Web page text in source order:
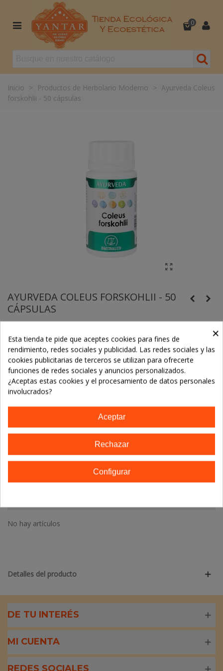
0
Inicio > Productos de Herbolario Moderno > Ayurveda Coleus
forskohlii - 50 cápsulas
AYURVEDA COLEUS FORSKOHLII - 50
CÁPSULAS
complemento alimenticio que colabora en el control de peso.
21,97 €
Referencia: 8436003024392
No hay artículos
Detalles del producto
DE TU INTERÉS
MI CUENTA
REDES SOCIALES
×
Esta tienda te pide que aceptes cookies para fines de
rendimiento, redes sociales y publicidad. Las redes sociales y las
cookies publicitarias de terceros se utilizan para ofrecerte
funciones de redes sociales y anuncios personalizados.
¿Aceptas estas cookies y el procesamiento de datos personales
involucrados?
Aceptar
Rechazar
Configurar